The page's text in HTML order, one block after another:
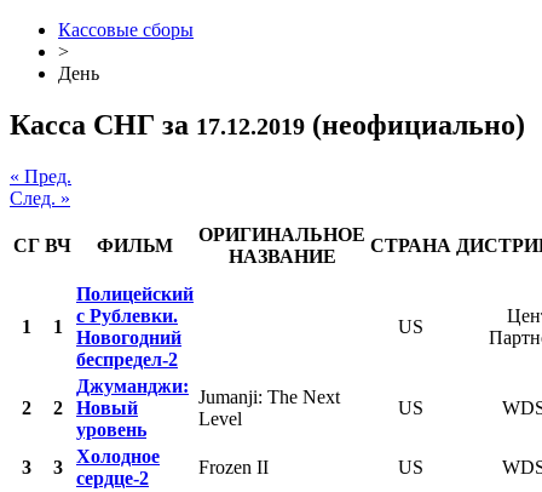
Кассовые сборы
>
День
Касса СНГ за 17.12.2019 (неофициально)
« Пред.
След. »
СГ ВЧ ФИЛЬМ
ОРИГИНАЛЬНОЕ
НАЗВАНИЕ
СТРАНА
1 1
Полицейский
с Рублевки.
Новогодний
беспредел-2
US
2 2
Джуманджи:
Новый
уровень
Jumanji: The Next
Level
US
3 3
Холодное
сердце-2
Frozen II US